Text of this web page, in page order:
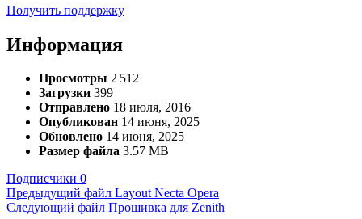
Получить поддержку
Информация
Просмотры 2 512
Загрузки 399
Отправлено 18 июля, 2016
Опубликован 14 июня, 2025
Обновлено 14 июня, 2025
Размер файла 3.57 MB
Подписчики 0
Предыдущий файл Layout Necta Opera
Следующий файл Прошивка для Zenith